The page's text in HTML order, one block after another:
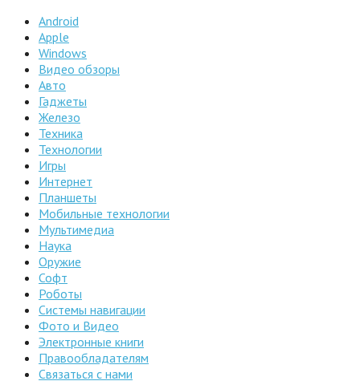
Android
Apple
Windows
Видео обзоры
Авто
Гаджеты
Железо
Техника
Технологии
Игры
Интернет
Планшеты
Мобильные технологии
Мультимедиа
Наука
Оружие
Софт
Роботы
Системы навигации
Фото и Видео
Электронные книги
Правообладателям
Связаться с нами